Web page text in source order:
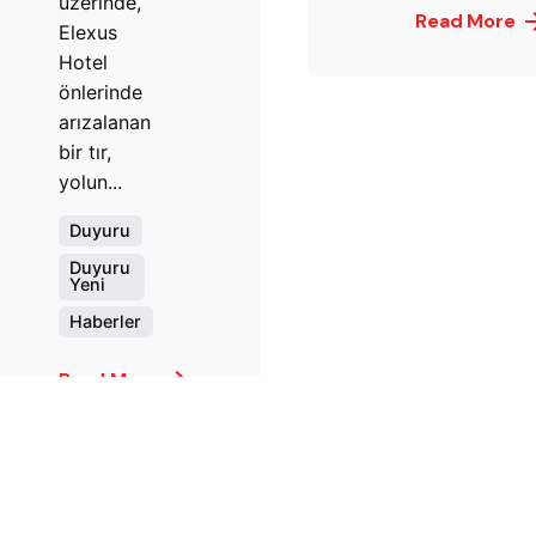
Elexus
Hotel
önlerinde
arızalanan
bir tır,
yolun...
Duyuru
Duyuru
Yeni
Haberler
Read More
Read More